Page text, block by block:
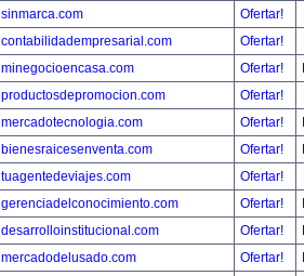
sinmarca.com
Ofertar!
contabilidadempresarial.com
Ofertar!
minegocioencasa.com
Ofertar!
productosdepromocion.com
Ofertar!
mercadotecnologia.com
Ofertar!
bienesraicesenventa.com
Ofertar!
tuagentedeviajes.com
Ofertar!
gerenciadelconocimiento.com
Ofertar!
desarrolloinstitucional.com
Ofertar!
mercadodelusado.com
Ofertar!